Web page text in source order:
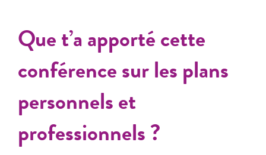
Que t’a apporté cette
conférence sur les plans
personnels et
professionnels ?